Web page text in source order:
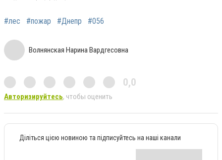
#лес #пожар #Днепр #056
Волнянская Нарина Вардгесовна
0,0
Авторизируйтесь, чтобы оценить
Діліться цією новиною та підписуйтесь на наші канали